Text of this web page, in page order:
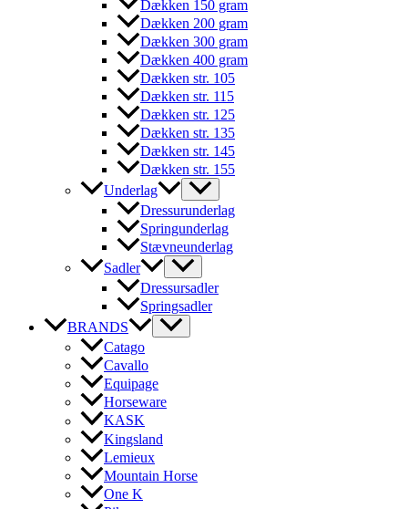
Dækken 150 gram
Dækken 200 gram
Dækken 300 gram
Dækken 400 gram
Dækken str. 105
Dækken str. 115
Dækken str. 125
Dækken str. 135
Dækken str. 145
Dækken str. 155
Underlag
Dressurunderlag
Springunderlag
Stævneunderlag
Sadler
Dressursadler
Springsadler
BRANDS
Catago
Cavallo
Equipage
Horseware
KASK
Kingsland
Lemieux
Mountain Horse
One K